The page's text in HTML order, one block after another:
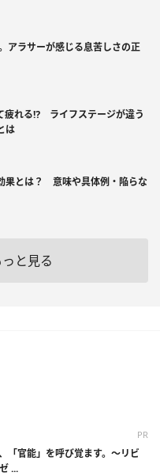
アラサーが感じる息苦しさの正
疲れる⁉ ライフステージが違う
は
果とは？ 意味や具体例・陥らな
と見る
PR
「官能」を呼び覚ます。～リビ
...